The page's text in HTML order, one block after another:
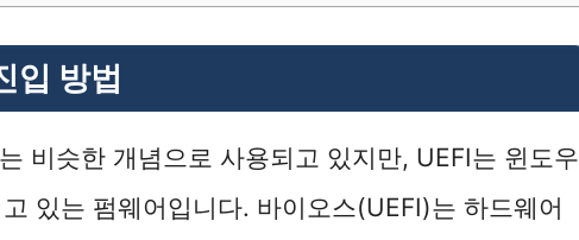
입 방법
비슷한 개념으로 사용되고 있지만, UEFI는 윈도우
있는 펌웨어입니다. 바이오스(UEFI)는 하드웨어